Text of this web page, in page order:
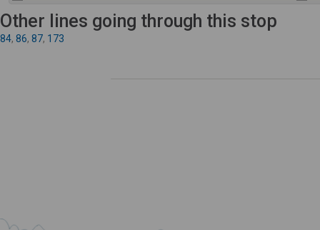
Other lines going through this stop
84, 86, 87, 173